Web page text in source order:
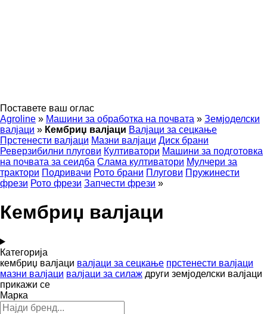
Поставете ваш оглас
Agroline » Машини за обработка на почвата » Земјоделски
валјаци » Кембриџ валјаци Валјаци за сецкање
Прстенести валјаци Мазни валјаци Диск брани
Реверзибилни плугови Култиватори Машини за подготовка
на почвата за сеидба Слама култиватори Мулчери за
трактори Подривачи Рото брани Плугови Пружинести
фрези Рото фрези Запчести фрези »
Кембриџ валјаци
Категорија
кембриџ валјаци валјаци за сецкање прстенести валјаци
мазни валјаци валјаци за силаж други земјоделски валјаци
прикажи се
Марка